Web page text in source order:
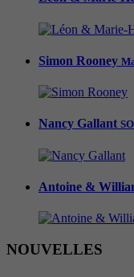
Simon Rooney
Nancy Gallant
Antoine &
NOUVELLES